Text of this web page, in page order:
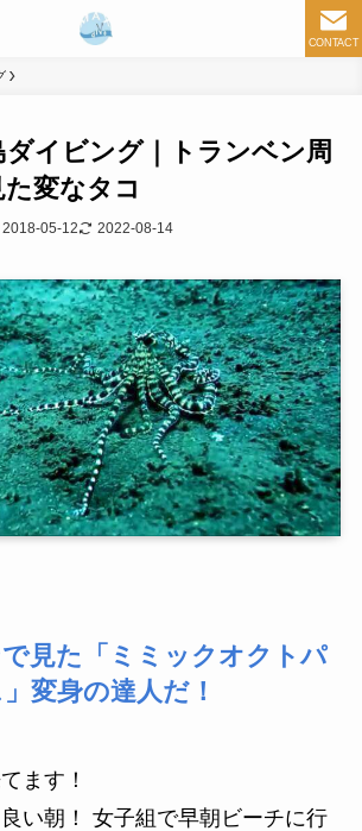
CONTACT
ダイビング｜トランベン周
変なタコ
2018-05-12 2022-08-14
で見た「ミミックオクトパ
変身の達人だ！
ます！
い朝！ 女子組で早朝ビーチに行